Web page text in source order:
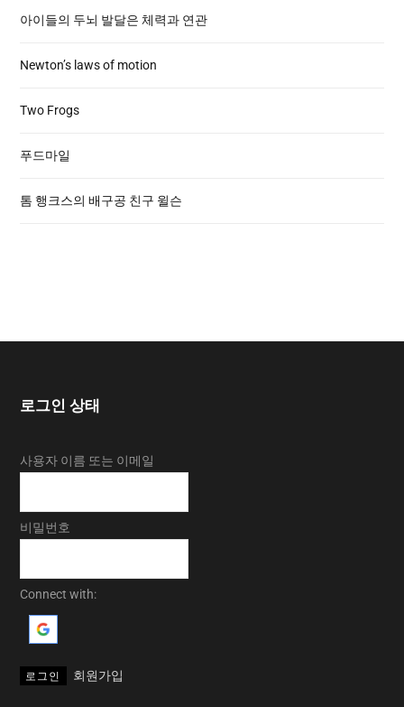
아이들의 두뇌 발달은 체력과 연관
Newton’s laws of motion
Two Frogs
푸드마일
톰 행크스의 배구공 친구 윌슨
로그인 상태
사용자 이름 또는 이메일
비밀번호
Connect with:
회원가입